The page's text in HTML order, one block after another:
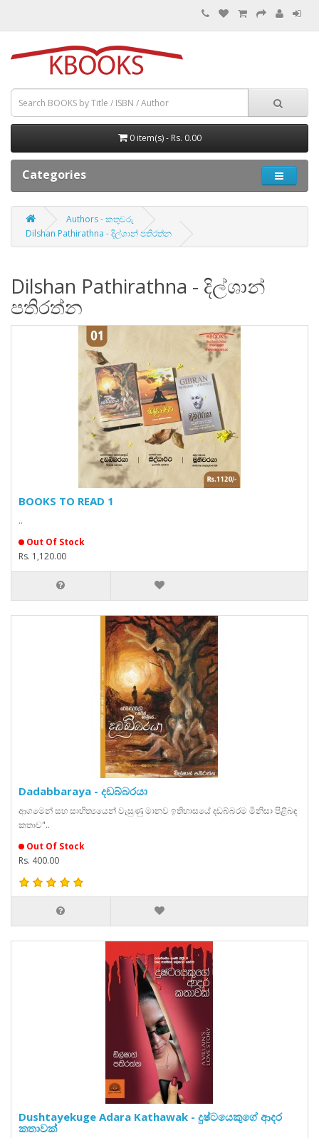
0 item(s) - Rs. 0.00
Categories
Authors - කතුවරු
Dilshan Pathirathna - දිල්ශාන් පතිරත්න
Dilshan Pathirathna - දිල්ශාන්
පතිරත්න
BOOKS TO READ 1
..
Out Of Stock
Rs. 1,120.00
Dadabbaraya - දඩබ්බරයා
ආගමෙන් සහ සාහිත්‍යයෙන් වැසුණු මානව ඉතිහාසයේ දඩබ්බරම මිනිසා පිළිබඳ
කතාව"..
Out Of Stock
Rs. 400.00
Dushtayekuge Adara Kathawak - දුෂ්ටයෙකුගේ ආදර
කතාවක්